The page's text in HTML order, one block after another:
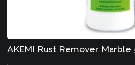
AKEMI Rust Remover Marble